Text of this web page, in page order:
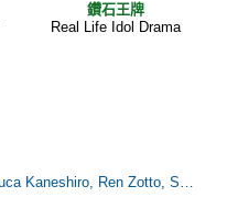
鑽石王牌
Real Life Idol Drama
NijisanjiEN,彩虹社,Shu Yamino,Luca Kaneshiro, Ren Zotto, Sonny Brisko, NOVA, にじさんじ